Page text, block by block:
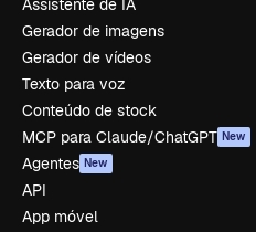
Assistente de IA
Gerador de imagens
Gerador de vídeos
Texto para voz
Conteúdo de stock
MCP para Claude/ChatGPT New
Agentes New
API
App móvel